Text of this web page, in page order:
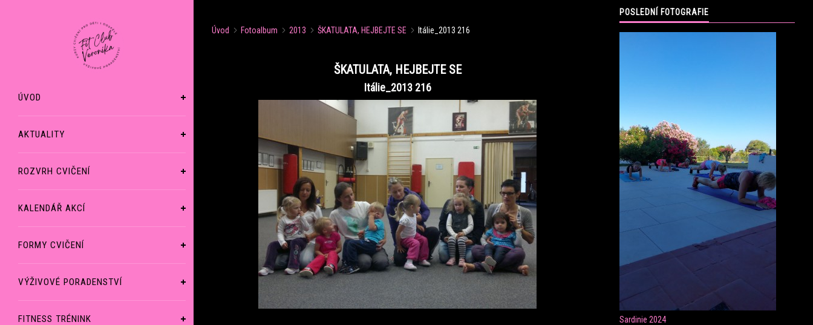
ÚVOD
AKTUALITY
ROZVRH CVIČENÍ
KALENDÁŘ AKCÍ
FORMY CVIČENÍ
VÝŽIVOVÉ PORADENSTVÍ
FITNESS TRÉNINK
Úvod Fotoalbum 2013 ŠKATULATA, HEJBEJTE SE Itálie_2013 216
ŠKATULATA, HEJBEJTE SE
Itálie_2013 216
POSLEDNÍ FOTOGRAFIE
Sardinie 2024